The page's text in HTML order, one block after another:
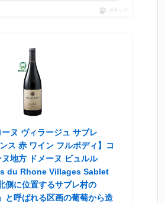
ポチップ
ヌ ヴィラージュ サブレ
ス 赤 ワイン フルボディ】コ
地方 ドメーヌ ビュルル
du Rhone Villages Sablet
側に位置するサブレ村の
と呼ばれる区画の葡萄から造